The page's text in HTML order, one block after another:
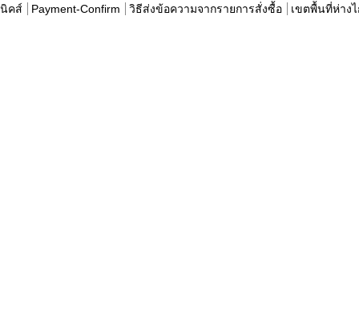
นิคส์
Payment-Confirm วิธีส่งข้อความจากรายการสั่งซื้อ เขตพื้นที่ห่าง